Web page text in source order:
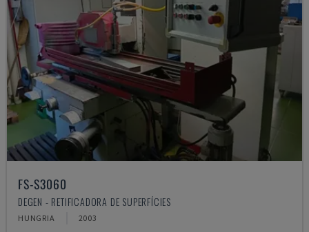
FS-S3060
DEGEN - RETIFICADORA DE SUPERFÍCIES
HUNGRIA 2003